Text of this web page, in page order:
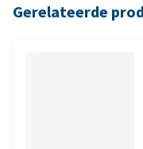
Gerelateerde